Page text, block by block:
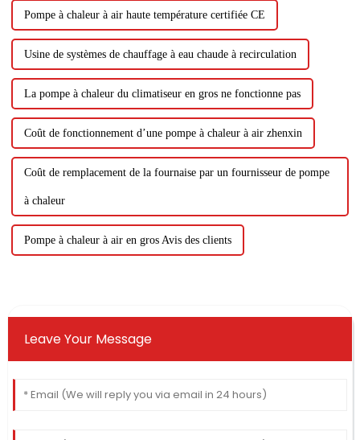
Pompe à chaleur à air haute température certifiée CE
Usine de systèmes de chauffage à eau chaude à recirculation
La pompe à chaleur du climatiseur en gros ne fonctionne pas
Coût de fonctionnement d’une pompe à chaleur à air zhenxin
Coût de remplacement de la fournaise par un fournisseur de pompe
à chaleur
Pompe à chaleur à air en gros Avis des clients
Leave Your Message